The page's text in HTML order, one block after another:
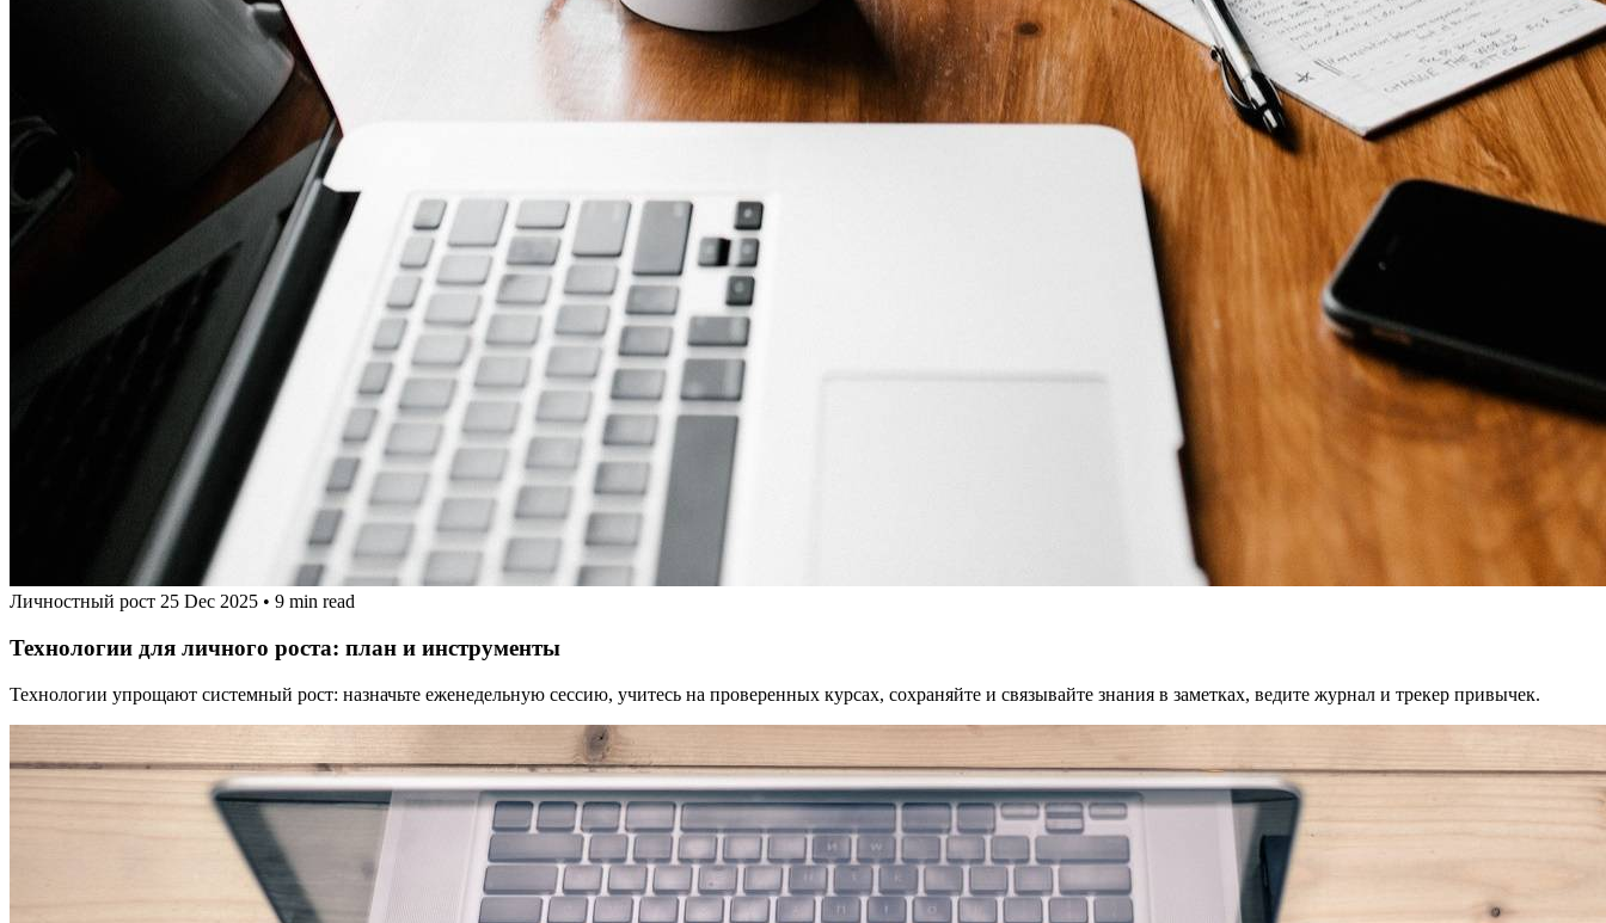
Личностный рост 25 Dec 2025 • 9 min read
Технологии для личного роста: план и инструменты
Технологии упрощают системный рост: назначьте еженедельную сессию, учитесь на проверенных курсах, сохраняйте и связывайте знания в заметках, ведите журнал и трекер привычек.